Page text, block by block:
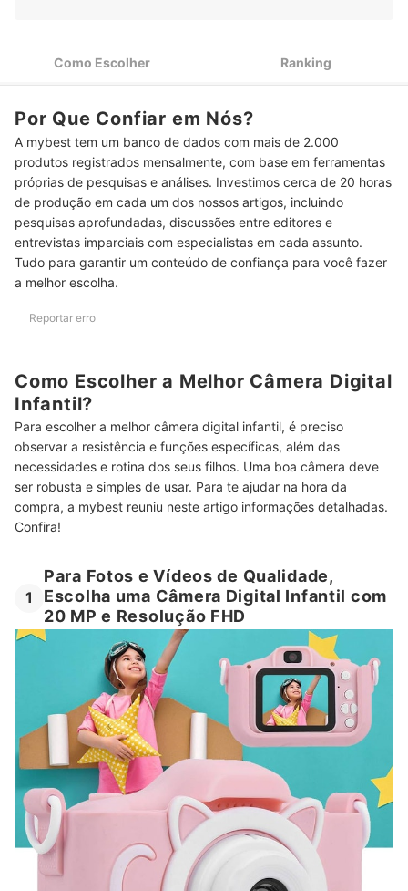
4
Quer que a Máquina Digital Infantil Dure Bastante? Prefira um
Modelo com Capa Protetora
Top 10 Melhores Câmeras Digitais Infantis
Perguntas Frequentes sobre Câmeras Digitais Infantis
A Partir de Qual Idade uma Câmera Digital Infantil é Adequada?
Quanto Custa uma Câmera Digital Infantil?
Quantos Megapixels Tem uma Câmera Digital Boa?
Como Escolher Ranking
Por Que Confiar em Nós?
A mybest tem um banco de dados com mais de 2.000
produtos registrados mensalmente, com base em ferramentas
próprias de pesquisas e análises. Investimos cerca de 20 horas
de produção em cada um dos nossos artigos, incluindo
pesquisas aprofundadas, discussões entre editores e
entrevistas imparciais com especialistas em cada assunto.
Tudo para garantir um conteúdo de confiança para você fazer
a melhor escolha.
Reportar erro
Como Escolher a Melhor Câmera Digital
Infantil?
Para escolher a melhor câmera digital infantil, é preciso
observar a resistência e funções específicas, além das
necessidades e rotina dos seus filhos. Uma boa câmera deve
ser robusta e simples de usar. Para te ajudar na hora da
compra, a mybest reuniu neste artigo informações detalhadas.
Confira!
1
Para Fotos e Vídeos de Qualidade,
Escolha uma Câmera Digital Infantil com
20 MP e Resolução FHD